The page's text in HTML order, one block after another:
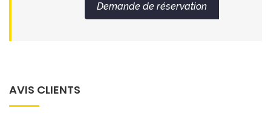
Demande de réservation
AVIS CLIENTS